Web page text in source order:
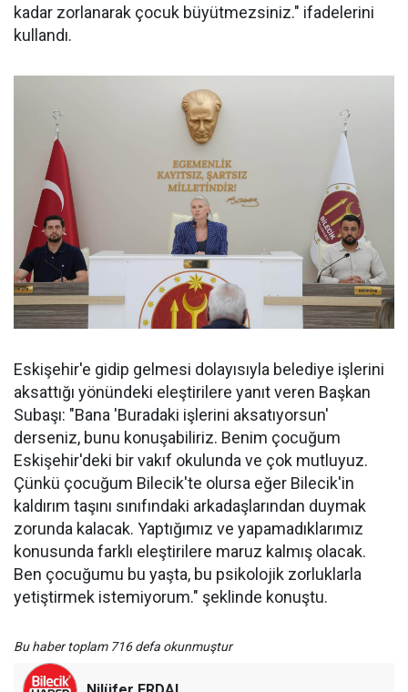
kadar zorlanarak çocuk büyütmezsiniz." ifadelerini
kullandı.
Eskişehir'e gidip gelmesi dolayısıyla belediye işlerini
aksattığı yönündeki eleştirilere yanıt veren Başkan
Subaşı: "Bana 'Buradaki işlerini aksatıyorsun'
derseniz, bunu konuşabiliriz. Benim çocuğum
Eskişehir'deki bir vakıf okulunda ve çok mutluyuz.
Çünkü çocuğum Bilecik'te olursa eğer Bilecik'in
kaldırım taşını sınıfındaki arkadaşlarından duymak
zorunda kalacak. Yaptığımız ve yapamadıklarımız
konusunda farklı eleştirilere maruz kalmış olacak.
Ben çocuğumu bu yaşta, bu psikolojik zorluklarla
yetiştirmek istemiyorum." şeklinde konuştu.
Bu haber toplam 716 defa okunmuştur